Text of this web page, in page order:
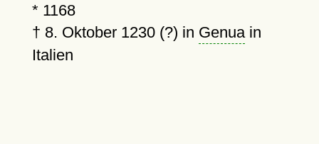
* 1168
† 8. Oktober 1230 (?) in Genuain
Italien